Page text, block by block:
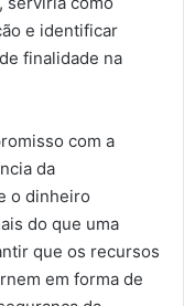
e identificar
finalidade na
com a
da
o dinheiro
do que uma
que os recursos
em forma de